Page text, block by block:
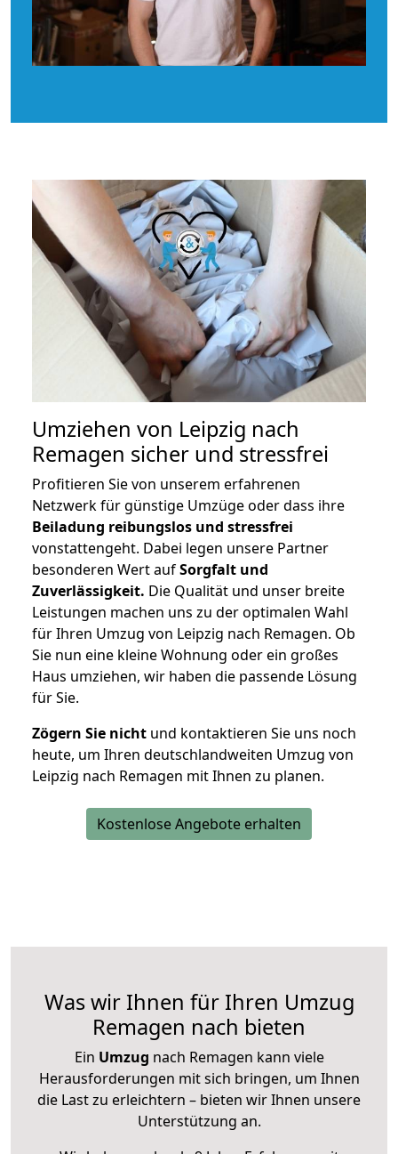
Umziehen von Leipzig nach
Remagen sicher und stressfrei
Profitieren Sie von unserem erfahrenen
Netzwerk für günstige Umzüge oder dass ihre
Beiladung reibungslos und stressfrei
vonstattengeht. Dabei legen unsere Partner
besonderen Wert aufSorgfalt und
Zuverlässigkeit. Die Qualität und unser breite
Leistungen machen uns zu der optimalen Wahl
für Ihren Umzug von Leipzig nach Remagen. Ob
Sie nun eine kleine Wohnung oder ein großes
Haus umziehen, wir haben die passende Lösung
für Sie.
Zögern Sie nicht und kontaktieren Sie uns noch
heute, um Ihren deutschlandweiten Umzug von
Leipzig nach Remagen mit Ihnen zu planen.
Kostenlose Angebote erhalten
Was wir Ihnen für Ihren Umzug
Remagen nach bieten
Ein Umzug nach Remagen kann viele
Herausforderungen mit sich bringen, um Ihnen
die Last zu erleichtern – bieten wir Ihnen unsere
Unterstützung an.